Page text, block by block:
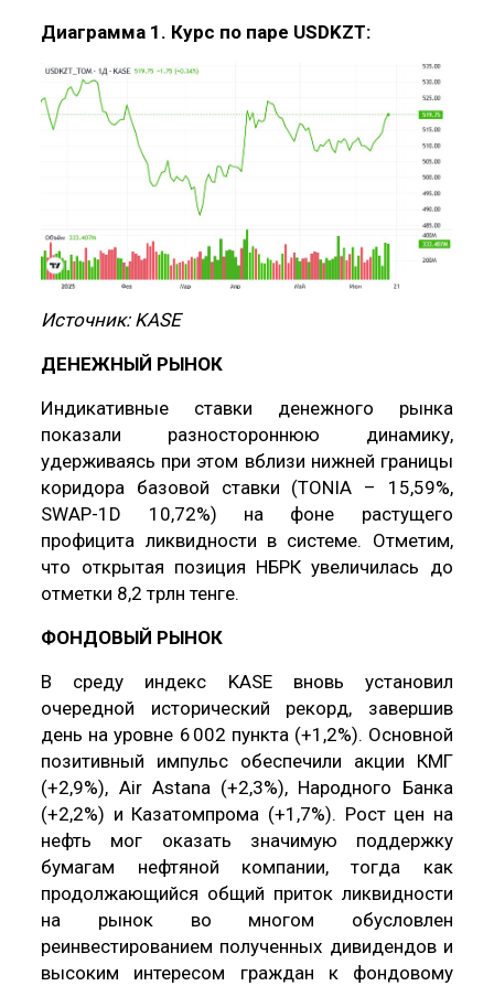
Диаграмма 1. Курс по паре USDKZT:
Источник: KASE
ДЕНЕЖНЫЙ РЫНОК
Индикативные ставки денежного рынка
показали разностороннюю динамику,
удерживаясь при этом вблизи нижней границы
коридора базовой ставки (TONIA – 15,59%,
SWAP-1D 10,72%) на фоне растущего
профицита ликвидности в системе. Отметим,
что открытая позиция НБРК увеличилась до
отметки 8,2 трлн тенге.
ФОНДОВЫЙ РЫНОК
В среду индекс KASE вновь установил
очередной исторический рекорд, завершив
день на уровне 6 002 пункта (+1,2%). Основной
позитивный импульс обеспечили акции КМГ
(+2,9%), Air Astana (+2,3%), Народного Банка
(+2,2%) и Казатомпрома (+1,7%). Рост цен на
нефть мог оказать значимую поддержку
бумагам нефтяной компании, тогда как
продолжающийся общий приток ликвидности
на рынок во многом обусловлен
реинвестированием полученных дивидендов и
высоким интересом граждан к фондовому